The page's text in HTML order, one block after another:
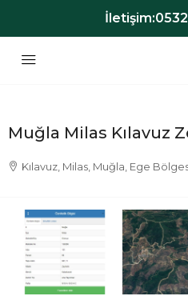
İletişim:
Muğla Milas Kılavuz
Kılavuz, Milas, Muğla, Ege